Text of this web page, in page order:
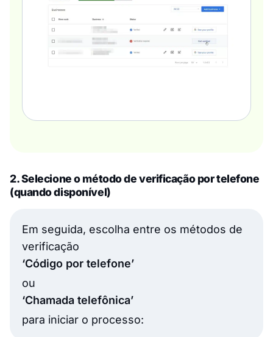
2. Selecione o método de verificação por telefone
(quando disponível)
Em seguida, escolha entre os métodos de
verificação
‘Código por telefone’
ou
‘Chamada telefônica’
para iniciar o processo: